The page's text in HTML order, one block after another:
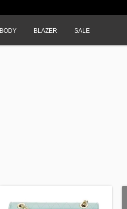
BODY BLAZER SALE